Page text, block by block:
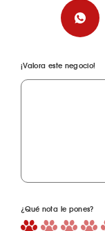
¡Valora este negocio!
¿Qué nota le pones?